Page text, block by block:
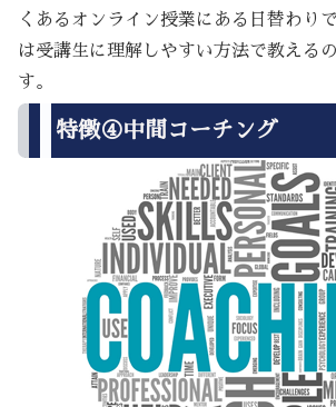
くあるオンライン授業にある日替わり
は受講生に理解しやすい方法で教える
す。
特徴④中間コーチング